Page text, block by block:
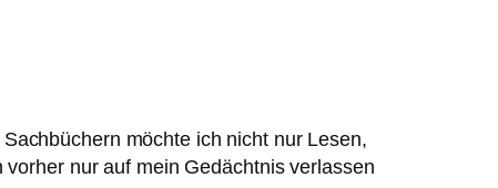
möchte ich nicht nur Lesen,
nur auf mein Gedächtnis verlassen